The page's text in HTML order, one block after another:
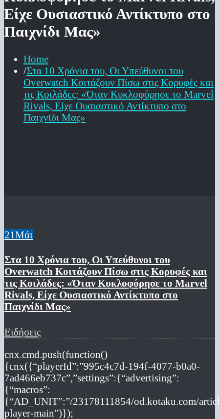
Είχε Ουσιαστικό Αντίκτυπο στο
Παιχνίδι Μας»
Home
Στα 10 Χρόνια του, Οι Υπεύθυνοι του
Overwatch Κοιτάζουν Πίσω στις Κορυφές και
τις Κοιλάδες: «Όταν Κυκλοφόρησε το Marvel
Rivals, Είχε Ουσιαστικό Αντίκτυπο στο
Παιχνίδι Μας»
21Μάι
Στα 10 Χρόνια του, Οι Υπεύθυνοι του
Overwatch Κοιτάζουν Πίσω στις Κορυφές και
τις Κοιλάδες: «Όταν Κυκλοφόρησε το Marvel
Rivals, Είχε Ουσιαστικό Αντίκτυπο στο
Παιχνίδι Μας»
Ειδήσεις
cnx.cmd.push(function()
{cnx({“playerId”:”995c4c7d-194f-4077-b0a0-
7ad466eb737c”,”settings”:{“advertising”:
{“macros”:
{“AD_UNIT”:”/23178111854/od.kotaku.com/
player-main”)});